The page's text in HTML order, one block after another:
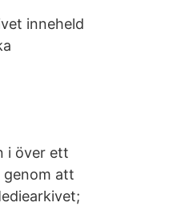
inneheld
i över ett
genom att